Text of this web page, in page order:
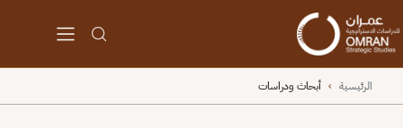
الرئيسية › أبحاث ودراسات